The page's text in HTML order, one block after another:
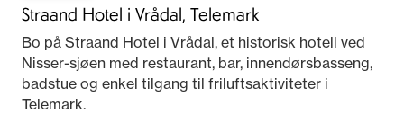
Straand Hotel i Vrådal, Telemark
Bo på Straand Hotel i Vrådal, et historisk hotell ved
Nisser-sjøen med restaurant, bar, innendørsbasseng,
badstue og enkel tilgang til friluftsaktiviteter i
Telemark.